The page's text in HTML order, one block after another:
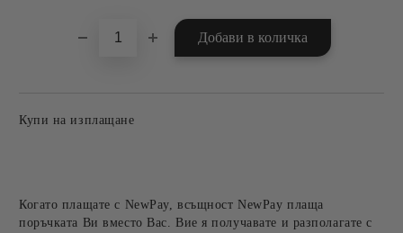
Купи на изплащане
Когато плащате с NewPay, всъщност NewPay плаща
поръчката Ви вместо Вас. Вие я получавате и разполагате с